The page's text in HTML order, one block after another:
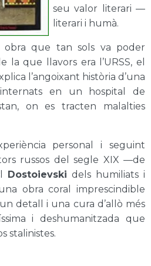
seu valor literari —
literari i humà.
obra que tan sols va poder
la que llavors era l’URSS, el
l’angoixant història d’una
en un hospital de
on es tracten malalties
personal i seguint
russos del segle XIX —de
Dostoievski dels humiliats i
obra coral imprescindible
detall i una cura d’allò més
i deshumanitzada que
stalinistes.